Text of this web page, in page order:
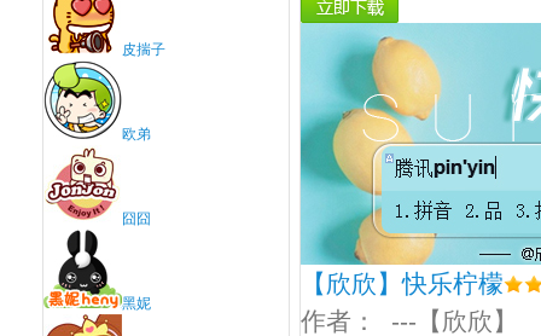
皮揣子
欧弟
囧囧
黑妮
【欣欣】快乐柠檬
作者： ---【欣欣】